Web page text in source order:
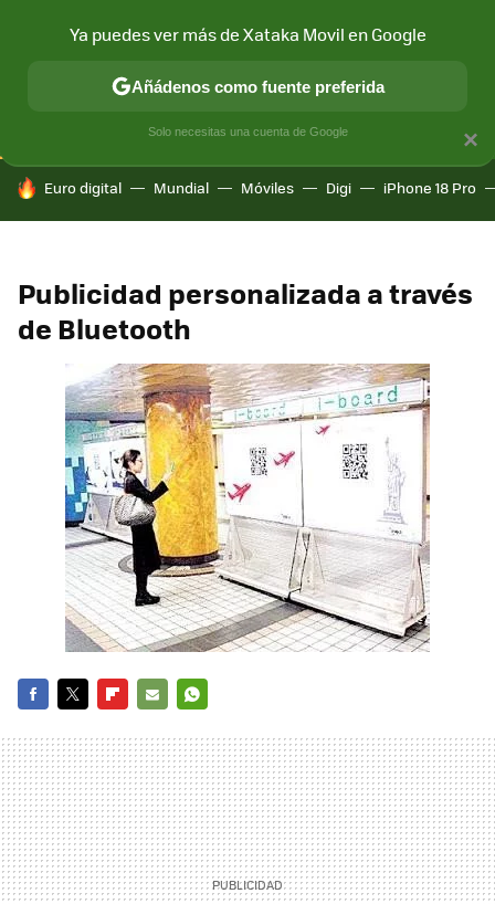
CONECTIVIDAD MÓVIL Y SOCIEDAD APLICACIONES
HOY SE HABLA DE
Euro digital Mundial Móviles Digi iPhone 18 Pro
Publicidad personalizada a través
de Bluetooth
MAIL
×
Ya puedes ver más de Xataka Movil en Google
Añádenos como fuente preferida
Solo necesitas una cuenta de Google